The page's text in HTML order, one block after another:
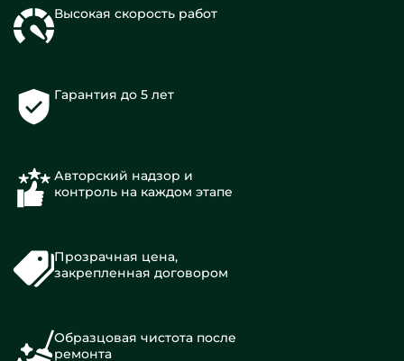
Высокая скорость работ
Гарантия до 5 лет
Авторский надзор и
контроль на каждом этапе
Прозрачная цена,
закрепленная договором
Образцовая чистота после
ремонта